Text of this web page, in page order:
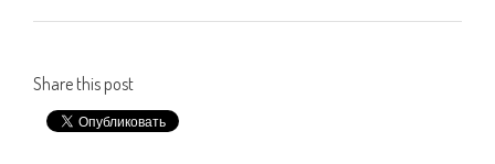
Share this post